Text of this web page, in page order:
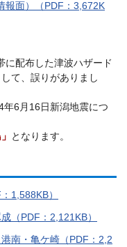
報面）（PDF：3,672K
に配布した津波ハザード
て、誤りがありまし
6月16日新潟地震につ
となります。
1,588KB）
（PDF：2,121KB）
南・亀ケ崎（PDF：2,2